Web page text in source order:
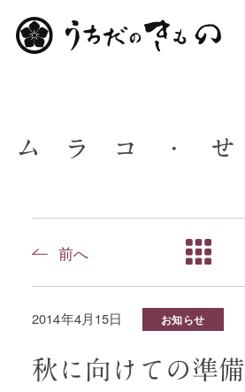
店舗のこと
お知らせ・コラム
せ
・
コ
ラ
ム
前へ
2014年4月15日 お知らせ
秋に向けての準備